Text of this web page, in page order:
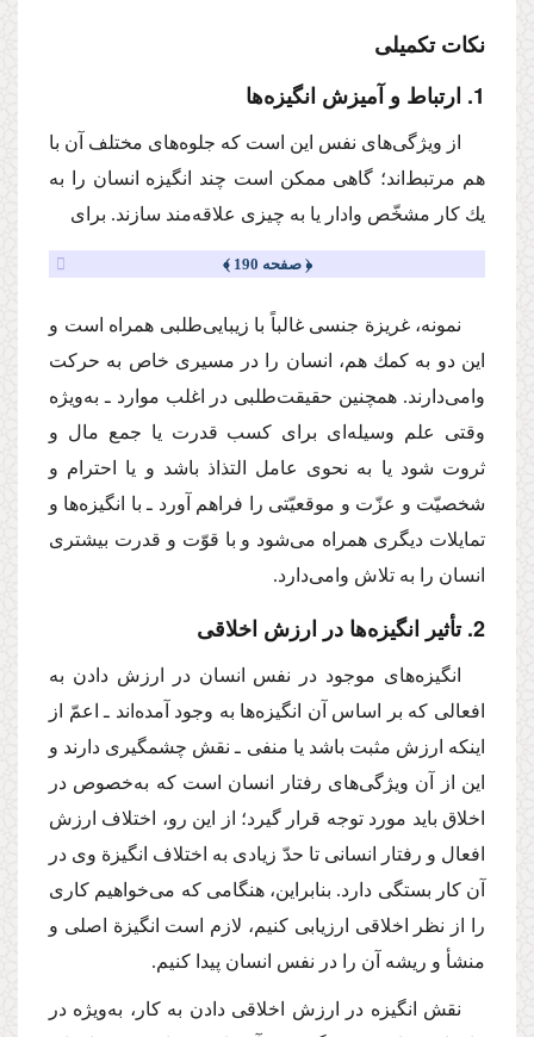
نكات تكمیلی
1. ارتباط و آمیزش انگیزه‌ها
از ویژگی‌های نفس این است كه ‌جلوه‌‌های مختلف آن با
هم مرتبط‌اند؛ گاهی ممكن است چند انگیزه انسان را به
یك كار مشخّص وادار یا به چیزی علاقه‌مند سازند. برای
﴿ صفحه 190 ﴾
نمونه، غریزة جنسی غالباً با زیبایی‌طلبی همراه است و
این دو به كمك هم، انسان را در مسیری خاص به حركت
وامی‌دارند. همچنین حقیقت‌طلبی در اغلب موارد ـ به‌ویژه
وقتی علم وسیله‌ای برای كسب قدرت یا جمع مال و
ثروت شود یا به نحوی عامل التذاذ باشد و یا احترام و
شخصیّت و عزّت و موقعیّتی را فراهم آورد ـ با انگیزه‌ها و
تمایلات دیگری همراه می‌شود و با قوّت و قدرت بیشتری
انسان را به تلاش وامی‌دارد.
2. تأثیر انگیزه‌ها در ارزش اخلاقی
انگیزه‌های موجود در نفس انسان در ارزش دادن به
افعالی كه بر اساس آن انگیزه‌ها به وجود آمده‌اند ـ اعمّ از
اینكه ارزش مثبت باشد یا منفی ـ نقش چشمگیری دارند و
این از آن ویژگی‌های رفتار انسان است كه به‌خصوص در
اخلاق باید مورد توجه قرار گیرد؛ از این رو، اختلاف ارزش
افعال و رفتار انسانی تا حدّ زیادی به اختلاف انگیزة وی در
آن كار بستگی دارد. بنابراین، هنگامی كه می‌خواهیم كاری
را از نظر اخلاقی ارزیابی كنیم، لازم است انگیزة اصلی و
منشأ و ریشه آن را در نفس انسان پیدا كنیم.
نقش انگیزه در ارزش اخلاقی دادن به كار، به‌ویژه در